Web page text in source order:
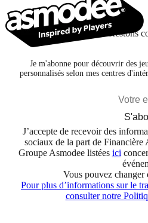
Restons
Je m'abonne pour découvrir des
personnalisés selon mes centres
J’accepte de recevoir des
sociaux de la part de Financière
Groupe Asmodee listées ici
Vous pouvez changer
Pour plus d’informations sur le
consulter notre